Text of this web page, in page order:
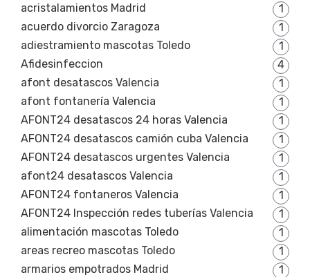
acristalamientos Madrid
1
acuerdo divorcio Zaragoza
1
adiestramiento mascotas Toledo
1
Afidesinfeccion
4
afont desatascos Valencia
1
afont fontanería Valencia
1
AFONT24 desatascos 24 horas Valencia
1
AFONT24 desatascos camión cuba Valencia
1
AFONT24 desatascos urgentes Valencia
1
afont24 desatascos Valencia
1
AFONT24 fontaneros Valencia
1
AFONT24 Inspección redes tuberías Valencia
1
alimentación mascotas Toledo
1
areas recreo mascotas Toledo
1
armarios empotrados Madrid
1